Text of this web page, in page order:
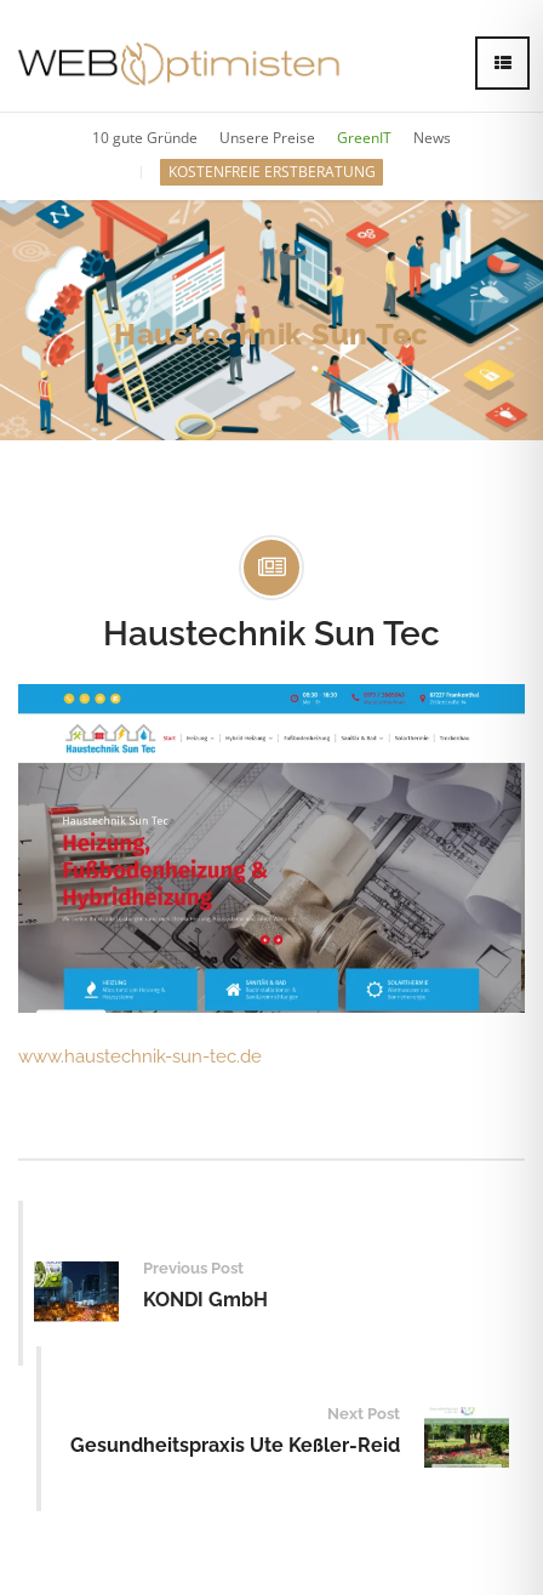
10 gute Gründe Unsere Preise GreenIT
News
KOSTENFREIE ERSTBERATUNG
Haustechnik Sun Tec
Haustechnik Sun Tec
www.haustechnik-sun-tec.de
navigationPrevious Post
KONDI GmbH
Next Post
Gesundheitspraxis Ute Keßler-Reid